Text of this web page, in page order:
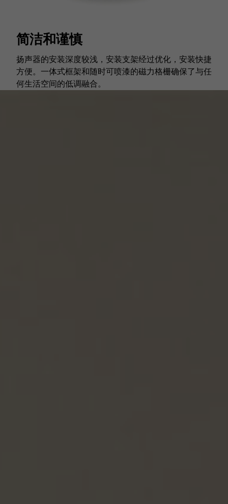
简洁和谨慎
扬声器的安装深度较浅，安装支架经过优化，安装快捷
方便。一体式框架和随时可喷漆的磁力格栅确保了与任
何生活空间的低调融合。